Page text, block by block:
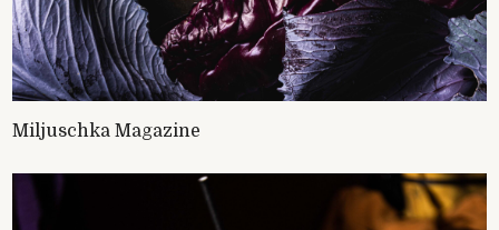
Miljuschka Magazine